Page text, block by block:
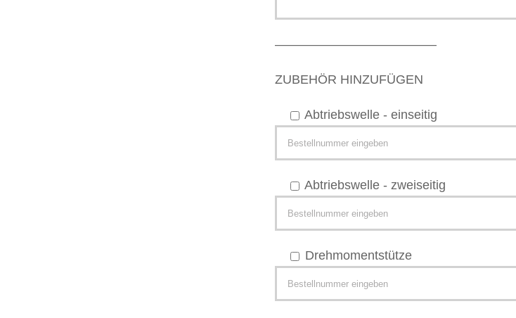
–––––––––––––––––––––––
ZUBEHÖR HINZUFÜGEN
Abtriebswelle - einseitig
Abtriebswelle - zweiseitig
Drehmomentstütze